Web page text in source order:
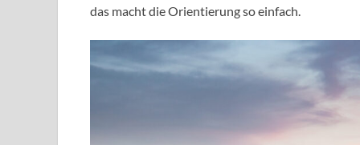
das macht die Orientierung so einfach.